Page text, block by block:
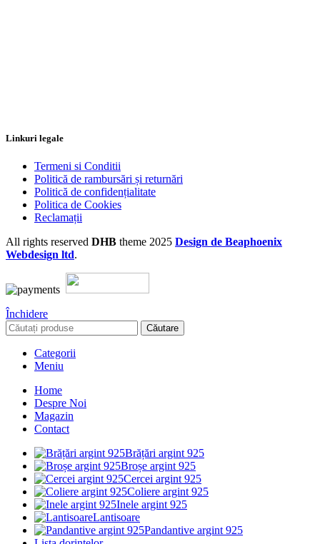
Linkuri legale
Termeni si Conditii
Politică de rambursări și returnări
Politică de confidențialitate
Politica de Cookies
Reclamații
All rights reserved DHB theme 2025 Design de Beaphoenix
Webdesign ltd.
Închidere
Căutare
Categorii
Meniu
Home
Despre Noi
Magazin
Contact
Brățări argint 925
Broșe argint 925
Cercei argint 925
Coliere argint 925
Inele argint 925
Lantisoare
Pandantive argint 925